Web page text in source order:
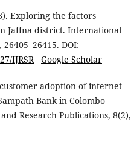
Exploring the factors
Jaffna district. International
DOI:
IJRSR Google Scholar
adoption of internet
Bank in Colombo
Research Publications, 8(2),